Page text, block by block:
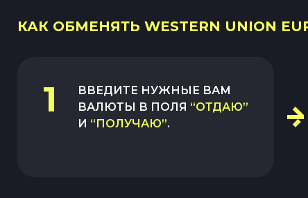
КАК ОБМЕНЯТЬ WESTERN UNION
1
ВВЕДИТЕ НУЖНЫЕ ВАМ
ВАЛЮТЫ В ПОЛЯ “ОТДАЮ”
И “ПОЛУЧАЮ”.